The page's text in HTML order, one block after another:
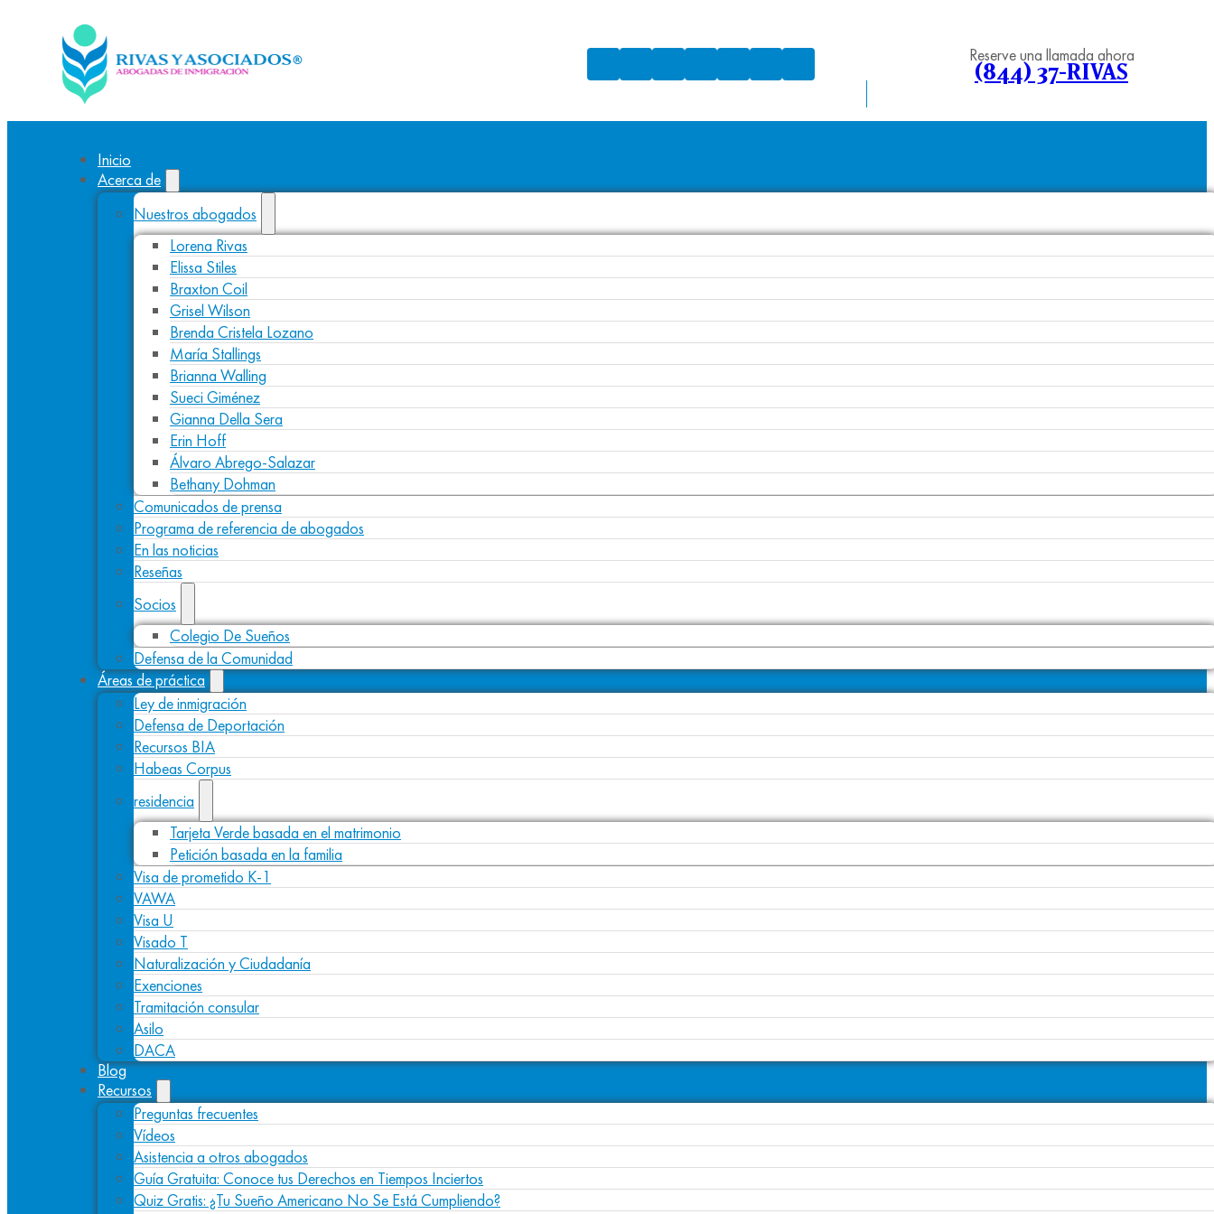
Reserve una llamada ahora
(844) 37-RIVAS
Inicio
Acerca de
Nuestros abogados
Lorena Rivas
Elissa Stiles
Braxton Coil
Grisel Wilson
Brenda Cristela Lozano
María Stallings
Brianna Walling
Sueci Giménez
Gianna Della Sera
Erin Hoff
Álvaro Abrego-Salazar
Bethany Dohman
Comunicados de prensa
Programa de referencia de abogados
En las noticias
Reseñas
Socios
Colegio De Sueños
Defensa de la Comunidad
Áreas de práctica
Ley de inmigración
Defensa de Deportación
Recursos BIA
Habeas Corpus
residencia
Tarjeta Verde basada en el matrimonio
Petición basada en la familia
Visa de prometido K-1
VAWA
Visa U
Visado T
Naturalización y Ciudadanía
Exenciones
Tramitación consular
Asilo
DACA
Blog
Recursos
Preguntas frecuentes
Vídeos
Asistencia a otros abogados
Guía Gratuita: Conoce tus Derechos en Tiempos Inciertos
Quiz Gratis: ¿Tu Sueño Americano No Se Está Cumpliendo?